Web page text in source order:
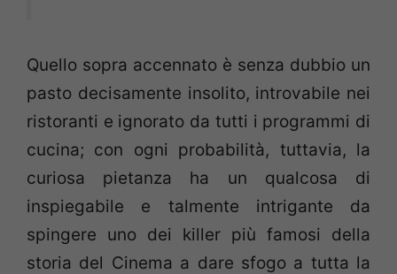
Quello sopra accennato è senza dubbio un
pasto decisamente insolito, introvabile nei
ristoranti e ignorato da tutti i programmi di
cucina; con ogni probabilità, tuttavia, la
curiosa pietanza ha un qualcosa di
inspiegabile e talmente intrigante da
spingere uno dei killer più famosi della
storia del Cinema a dare sfogo a tutta la